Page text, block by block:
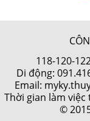
118-120-
Di động:
Email:
Thời gian làm
©